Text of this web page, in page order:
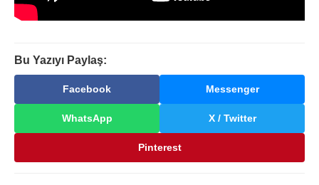
Bu Yazıyı Paylaş:
Facebook Messenger
WhatsApp X / Twitter
Pinterest